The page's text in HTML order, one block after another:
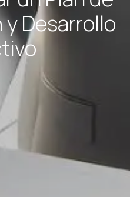
Desarrollo